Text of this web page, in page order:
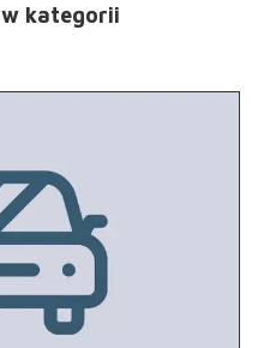
w kategorii